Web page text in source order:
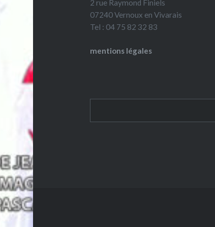
2 rue Raymond Finiels
07240 Vernoux en Vivarais
Tel : 04 75 82 32 83
mentions légales